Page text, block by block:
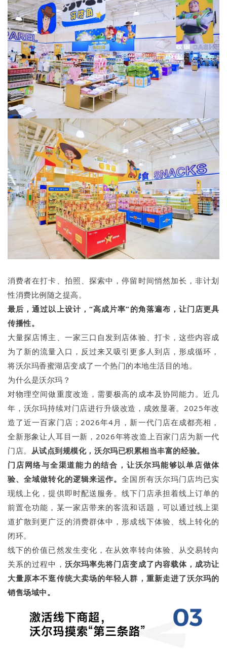
消费者在打卡、拍照、探索中，停留时间悄然加长，非计划
性消费比例随之提高。
最后，通过以上设计， “高成片率”的角落遍布，让门店更具
传播性。
大量探店博主、一家三口自发到店体验、打卡，这些内容成
为了新的流量入口，反过来又吸引更多人到店，形成循环，
将沃尔玛香蜜湖店变成了一个热门的本地生活目的地。
为什么是沃尔玛？
对物理空间做重度改造，需要极高的成本及协同能力。近几
年，沃尔玛持续对门店进行升级改造，成效显著。2025年改
造了近一百家门店；2026年4月，新一代门店在成都亮相，
全新形象让人耳目一新，2026年将改造上百家门店为新一代
门店。 从试点到规模化，沃尔玛已积累相当丰富的经验。
门 店网络与全渠道能力的结合，让沃尔玛能够以单店做体
验、全域做转化的逻辑来运作。全国所有沃尔玛门店均已实
现线上化，提供即时配送服务。线下门店承担着线上订单的
前置仓功能，某一家店带来的客流和话题，可以通过线上渠
道扩散到更广泛的消费群体中，形成线下体验、线上转化的
闭环。
线下的价值已然发生变化，在从效率转向体验、从交易转向
关系的过程中， 沃尔玛率先将门店变成了内容载体，成功让
大量原本不逛传统大卖场的年轻人群，重新走进了沃尔玛的
销售场域中。